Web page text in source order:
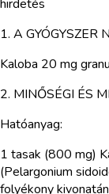
hirdetés
1. A GYÓGYSZER
Kaloba 20 mg
2. MINŐSÉGI ÉS
Hatóanyag:
1 tasak (800 mg)
(Pelargonium
folyékony